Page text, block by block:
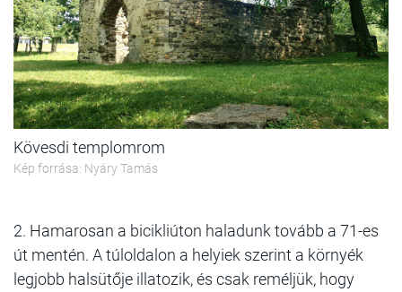
Kövesdi templomrom
Kép forrása: Nyáry Tamás
2. Hamarosan a bicikliúton haladunk tovább a 71-es
út mentén. A túloldalon a helyiek szerint a környék
legjobb halsütője illatozik, és csak reméljük, hogy